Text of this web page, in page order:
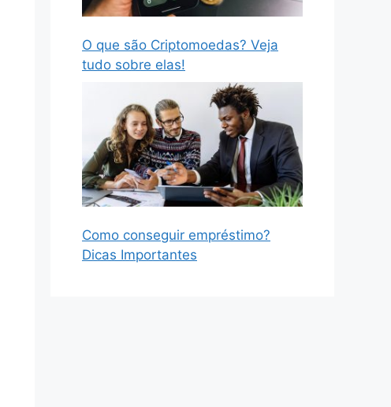
O que são Criptomoedas? Veja
tudo sobre elas!
Como conseguir empréstimo?
Dicas Importantes